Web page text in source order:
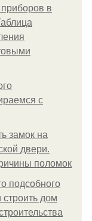
в
с
замок на
двери.
поломок
подсобного
дом